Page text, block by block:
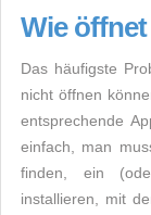
Wie
Das häufigste
nicht öffnen
entsprechende
einfach, man
finden, ein
installieren, mit